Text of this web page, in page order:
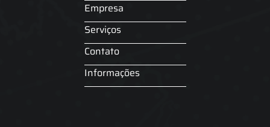
Empresa
Serviços
Contato
Informações